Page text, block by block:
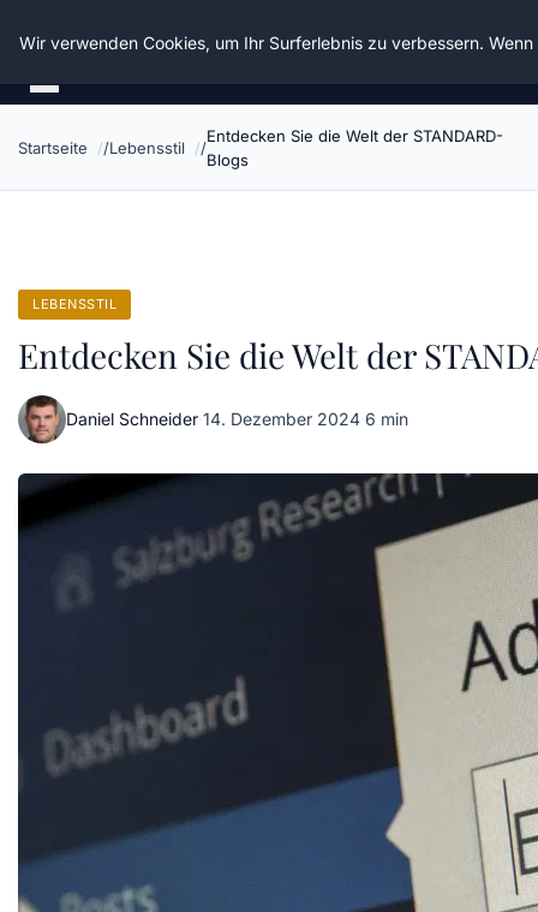
Die Schnitter
Startseite Lebensstil
Entdecken Sie die Welt der STANDARD-
Blogs
LEBENSSTIL
Entdecken Sie die Welt der
Daniel Schneider·14. Dezember 2024·6 min
Wir verwenden Cookies, um Ihr Surferlebnis zu verbessern.